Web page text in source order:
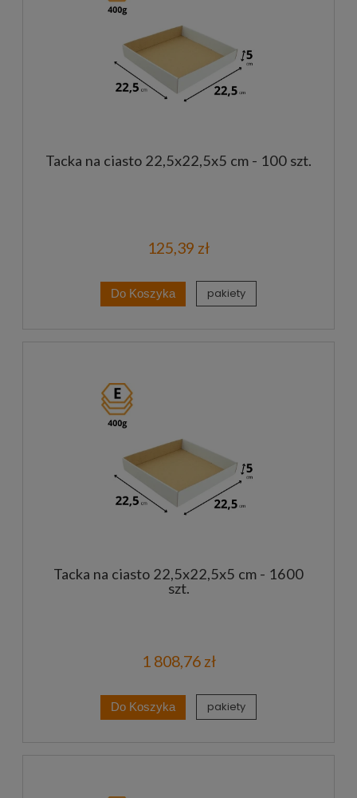
Tacka na ciasto 22,5x22,5x5 cm - 100 szt.
125,39 zł
Do Koszyka pakiety
Tacka na ciasto 22,5x22,5x5 cm - 1600
szt.
1 808,76 zł
Do Koszyka pakiety